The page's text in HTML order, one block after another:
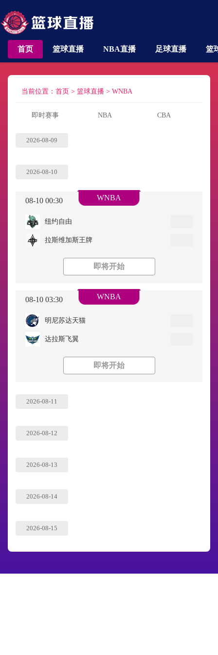
首页 篮球直播 NBA直播 足球直播 篮
当前位置： 首页 > 篮球直播 > WNBA
即时赛事 NBA CBA
2026-08-09
2026-08-10
08-10 00:30 WNBA
纽约自由
拉斯维加斯王牌
即将开始
08-10 03:30 WNBA
明尼苏达天猫
达拉斯飞翼
即将开始
2026-08-11
2026-08-12
2026-08-13
2026-08-14
2026-08-15